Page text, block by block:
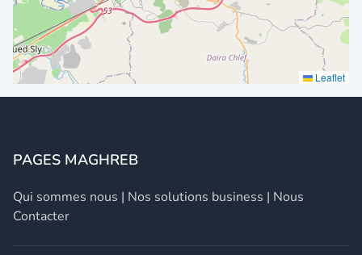
Leaflet
PAGES MAGHREB
Qui sommes nous | Nos solutions business | Nous
Contacter